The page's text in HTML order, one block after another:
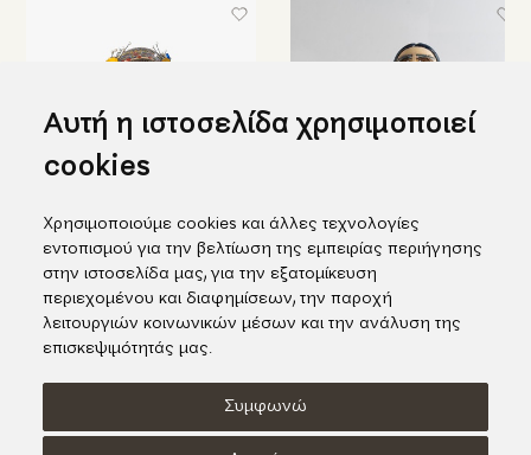
Αυτή η ιστοσελίδα χρησιμοποιεί
cookies
Χρησιμοποιούμε cookies και άλλες τεχνολογίες
εντοπισμού για την βελτίωση της εμπειρίας περιήγησης
στην ιστοσελίδα μας, για την εξατομίκευση
περιεχομένου και διαφημίσεων, την παροχή
λειτουργιών κοινωνικών μέσων και την ανάλυση της
επισκεψιμότητάς μας.
Συμφωνώ
Γυναικεία κεφαλή
290,00€
Μπούστο γυναίκας με
πορτοκαλί σκουλαρίκια
825,00€
Πολιτική Cookies